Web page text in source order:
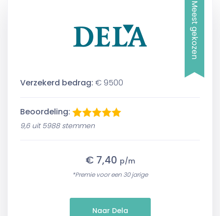
Meest gekozen
Verzekerd bedrag: € 9500
Beoordeling:
9,6 uit 5988 stemmen
€ 7,40 p/m
*Premie voor een 30 jarige
Naar Dela